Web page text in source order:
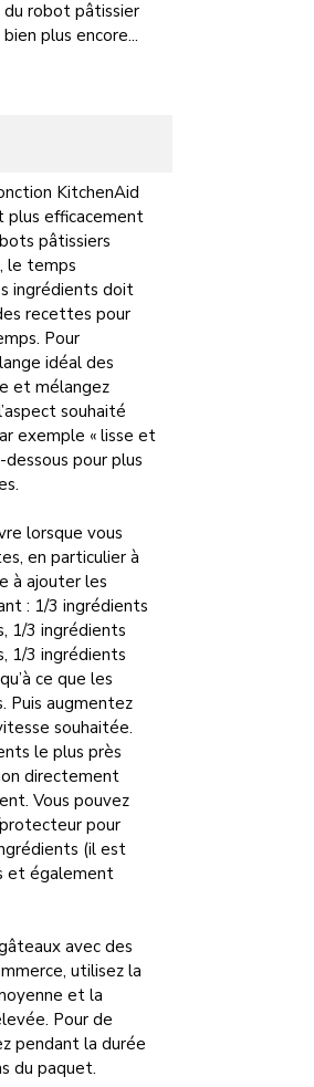
du robot pâtissier
plus encore...
KitchenAid
plus efficacement
pâtissiers
le temps
ingrédients doit
recettes pour
Pour
idéal des
et mélangez
souhaité
exemple « lisse et
pour plus
lorsque vous
en particulier à
à ajouter les
: 1/3 ingrédients
1/3 ingrédients
1/3 ingrédients
ce que les
Puis augmentez
souhaitée.
le plus près
directement
Vous pouvez
pour
(il est
et également
avec des
utilisez la
et la
Pour de
pendant la durée
du paquet.